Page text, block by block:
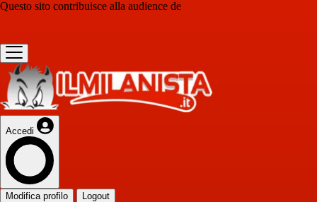
Questo sito contribuisce alla audience de
Accedi
Modifica profilo Logout